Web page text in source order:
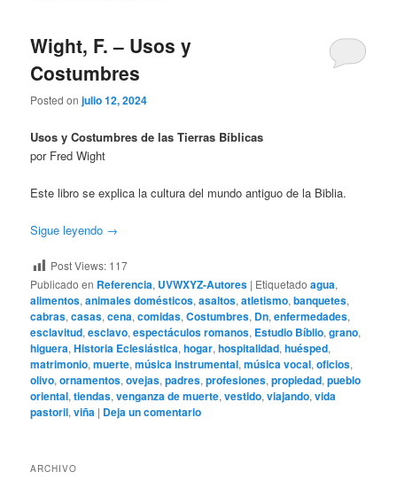
Wight, F. – Usos y
Costumbres
Posted onjulio 12, 2024
Usos y Costumbres de las Tierras Bíblicas
por Fred Wight
Este libro se explica la cultura del mundo antiguo de la Biblia.
Sigue leyendo →
Post Views: 117
Publicado en Referencia, UVWXYZ-Autores | Etiquetado agua,
alimentos,animales domésticos,asaltos,atletismo,banquetes,
cabras,casas,cena,comidas,Costumbres, Dn,enfermedades,
esclavitud,esclavo,espectáculos romanos, Estudio Bíblio,grano,
higuera,Historia Eclesiástica,hogar,hospitalidad,huésped,
matrimonio,muerte,música instrumental,música vocal,oficios,
olivo,ornamentos,ovejas,padres,profesiones,propiedad,pueblo
oriental,tiendas,venganza de muerte,vestido,viajando,vida
pastoril,viña | Deja un comentario
ARCHIVO